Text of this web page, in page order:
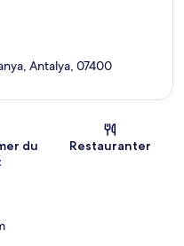
Antalya, 07400
du
Restauranter